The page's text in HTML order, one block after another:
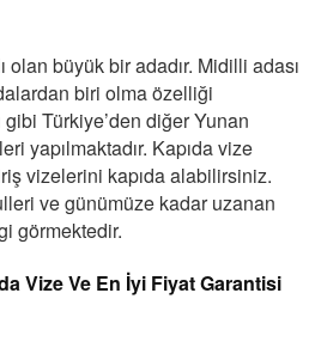
olan büyük bir adadır. Midilli adası
biri olma özelliği
gibi Türkiye’den diğer Yunan
yapılmaktadır. Kapıda vize
vizelerini kapıda alabilirsiniz.
ve günümüze kadar uzanan
görmektedir.
Vize Ve En İyi Fiyat Garantisi